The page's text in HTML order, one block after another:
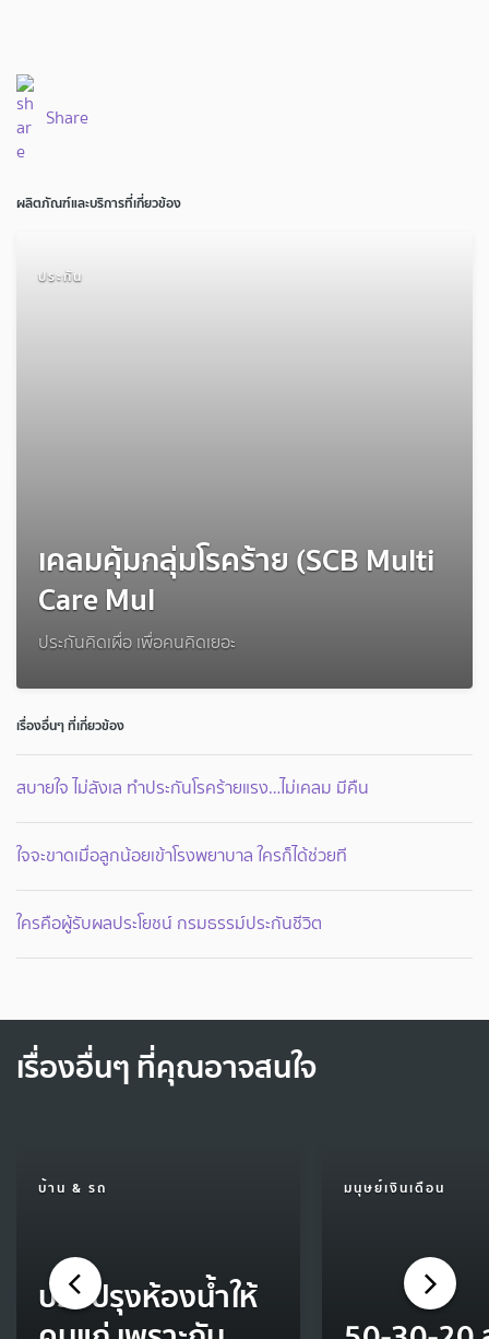
Share
ผลิตภัณฑ์และบริการที่เกี่ยวข้อง
ประกัน
เคลมคุ้มกลุ่มโรคร้าย (SCB Multi
Care Mul
ประกันคิดเผื่อ เพื่อคนคิดเยอะ
เรื่องอื่นๆ ที่เกี่ยวข้อง
สบายใจ ไม่ลังเล ทำประกันโรคร้ายแรง…ไม่เคลม มีคืน
ใจจะขาดเมื่อลูกน้อยเข้าโรงพยาบาล ใครก็ได้ช่วยที
ใครคือผู้รับผลประโยชน์ กรมธรรม์ประกันชีวิต
เรื่องอื่นๆ ที่คุณอาจสนใจ
บ้าน & รถ
ปรับปรุงห้องน้ำให้
มนุษย์เงินเดือน